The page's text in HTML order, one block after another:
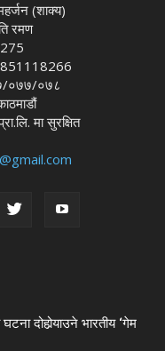
(शाक्य)
रमण
०७७/०७८
मा सुरक्षित
घटना दोहोर्‍याउने भारतीय ‘गेम